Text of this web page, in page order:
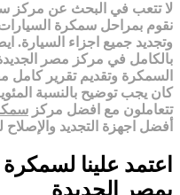
لا تتعب في البحث عن مركز
نقوم بمراحل سمكرة
وتجديد جميع اجزاء السيارة.
بالكامل في مركز مصر
السمكرة وتقديم تقرير كامل
كان يجب توضيح بالنسبة
تتعاملون مع افضل مركز
أفضل اجهزة التجديد والإصلاح
اعتمد علينا
بمصر الجديدة